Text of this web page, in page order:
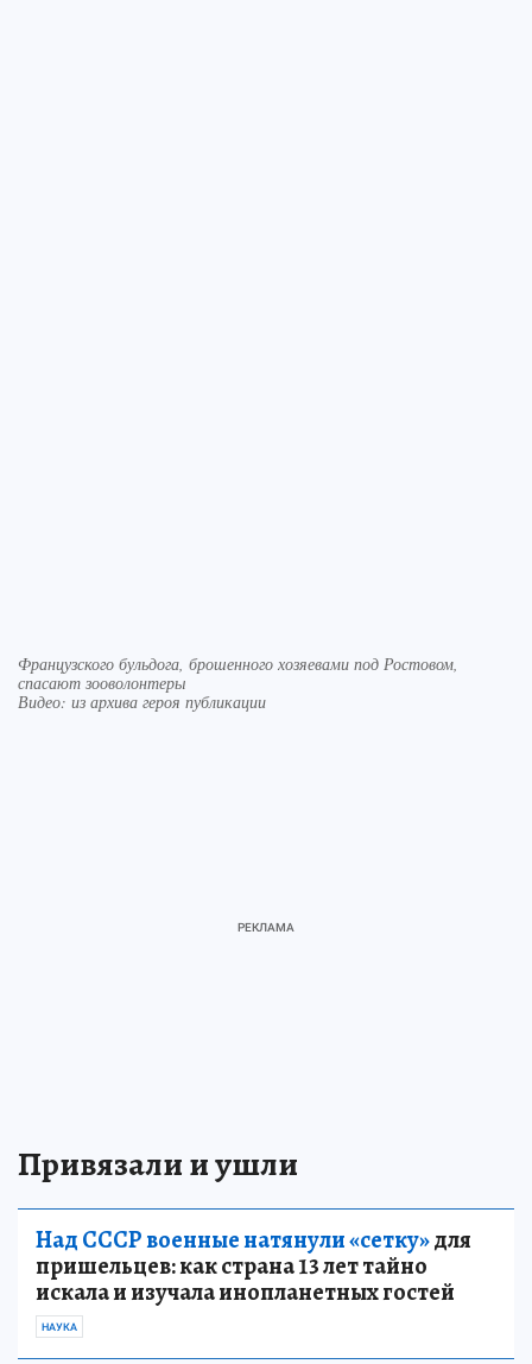
Французского бульдога, брошенного хозяевами под Ростовом,
спасают зооволонтеры
Видео: из архива героя публикации
Привязали и ушли
Над СССР военные натянули «сетку»для
пришельцев: как страна 13 лет тайно
искала и изучала инопланетных гостей
НАУКА